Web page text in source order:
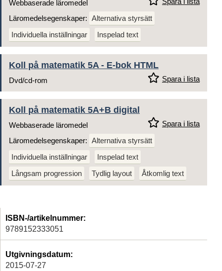
Webbaserade läromedel
Läromedelsegenskaper: Alternativa styrsätt
Individuella inställningar
Inspelad text
Koll på matematik 5A - E-bok HTML
Spara i lista
Dvd/cd-rom
Koll på matematik 5A+B digital
Spara i lista
Webbaserade läromedel
Läromedelsegenskaper: Alternativa styrsätt
Individuella inställningar
Inspelad text
Långsam progression
Tydlig layout Åtkomlig text
ISBN-/artikelnummer:
9789152333051
Utgivningsdatum:
2015-07-27